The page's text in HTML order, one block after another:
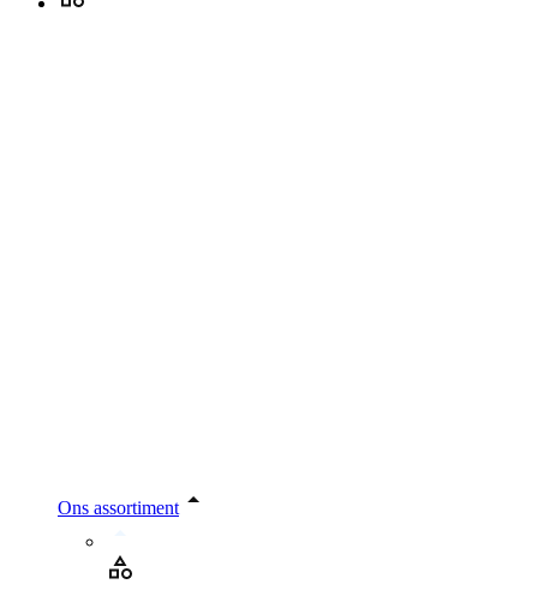
Ons assortiment